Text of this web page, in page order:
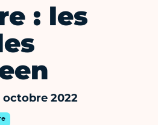
: les
octobre 2022